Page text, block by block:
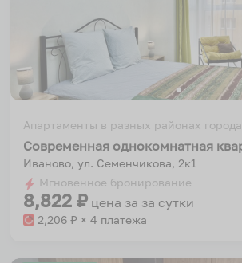
Апартаменты в разных районах города
Иваново, ул. Семенчикова, 2к1
Мгновенное бронирование
8,822 ₽ цена за за сутки
2,206 ₽ × 4 платежа